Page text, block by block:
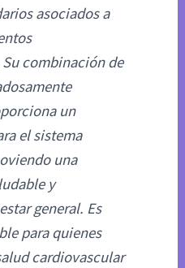
asociados a
combinación de
un
el sistema
una
y
general. Es
para quienes
cardiovascular